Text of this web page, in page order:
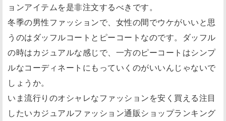
ョンアイテムを是非注文するべきです。
冬季の男性ファッションで、女性の間でウケがいいと思
うのはダッフルコートとピーコートなのです。ダッフル
の時はカジュアルな感じで、一方のピーコートはシンプ
ルなコーディネートにもっていくのがいいんじゃないで
しょうか。
いま流行りのオシャレなファッションを安く買える注目
したいカジュアルファッション通販ショップランキング